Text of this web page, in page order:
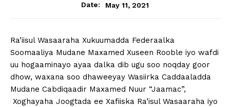
Date:
May 11, 2021
Ra’iisul Wasaaraha Xukuumadda Federaalka
Soomaaliya Mudane Maxamed Xuseen Rooble iyo wafdi
uu hogaaminayo ayaa dalka dib ugu soo noqday goor
dhow, waxana soo dhaweeyay Wasiirka Caddaaladda
Mudane Cabdiqaadir Maxamed Nuur “Jaamac”,
Xoghayaha Joogtada ee Xafiiska Ra’isul Wasaaraha iyo